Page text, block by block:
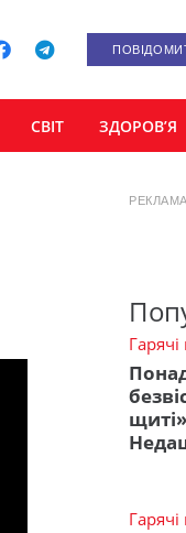
СВІТ ЗДОРОВ’Я
РЕКЛАМА